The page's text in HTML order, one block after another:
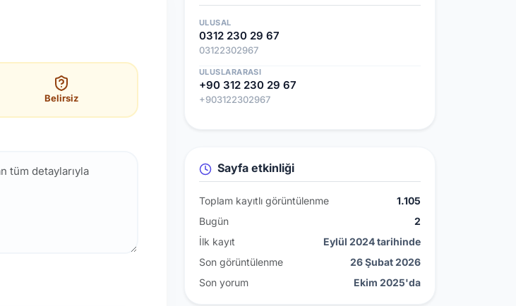
Belirsiz
ULUSAL
0312 230 29 67
03122302967
ULUSLARARASI
+90 312 230 29 67
+903122302967
Sayfa etkinliği
Toplam kayıtlı görüntülenme
1.105
Bugün
2
İlk kayıt
Eylül 2024 tarihinde
Son görüntülenme
26 Şubat 2026
Son yorum
Ekim 2025'da